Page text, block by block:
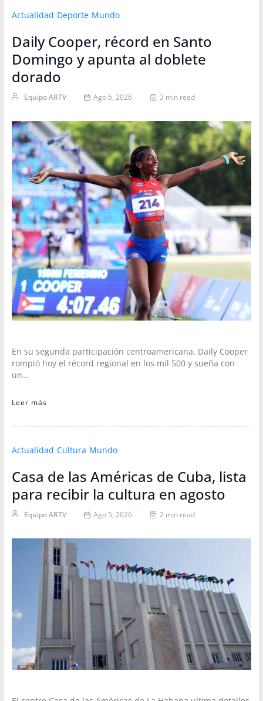
Actualidad Deporte Mundo
Daily Cooper, récord en Santo
Domingo y apunta al doblete
dorado
Equipo ARTV Ago 6, 2026 3 min read
En su segunda participación centroamericana, Daily Cooper
rompió hoy el récord regional en los mil 500 y sueña con
un…
Leer más
Actualidad Cultura Mundo
Casa de las Américas de Cuba, lista
para recibir la cultura en agosto
Equipo ARTV Ago 5, 2026 2 min read